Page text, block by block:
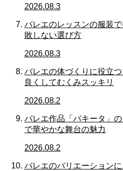
2026.08.3
バレエのレッスンの服装
敗しない選び方
2026.08.3
バレエの体づくりに役立
良くしてむくみスッキリ
2026.08.2
バレエ作品「パキータ」
で華やかな舞台の魅力
2026.08.2
バレエのバリエーション